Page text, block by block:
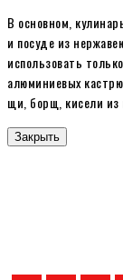
В основном,
и посуде из
использовать
алюминиевых
щи, борщ, кисели из
Закрыть